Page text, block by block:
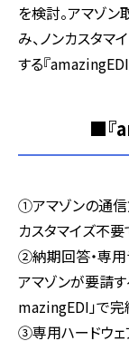
を検討。アマゾ
み、ノンカスタ
する『
■『
①アマゾンの通信
カスタマイズ不
②納期回答・専
アマゾンが要請
mazingEDI」で完
③専用ハードウェ